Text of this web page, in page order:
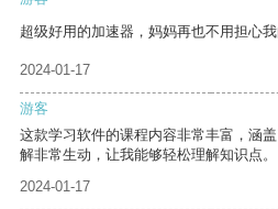
超级好用的加速器，妈妈再也不用担心我
2024-01-17
游客
这款学习软件的课程内容非常丰富，涵
解非常生动，让我能够轻松理解知识点。
2024-01-17